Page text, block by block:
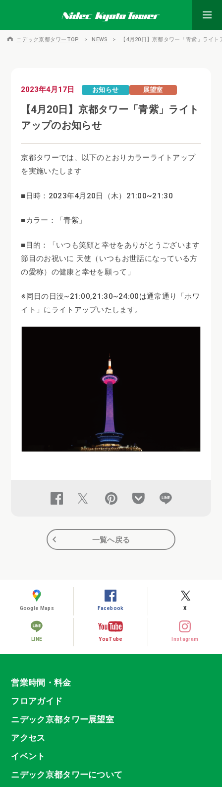
ニデック京都タワーTOP NEWS 【4月20日】京都タワー「青紫」ライ
2023年4月17日 お知らせ 展望室
【4月20日】京都タワー「青紫」ライト
アップのお知らせ
京都タワーでは、以下のとおりカラーライトアップ
を実施いたします
■日時：2023年4月20日（木）21:00~21:30
■カラー：「青紫」
■目的：「いつも笑顔と幸せをありがとうございます
節目のお祝いに 天使（いつもお世話になっている方
の愛称）の健康と幸せを願って」
※同日の日没~21:00,21:30~24:00は通常通り「ホワ
イト」にライトアップいたします。
一覧へ戻る
Google Maps Facebook X
LINE YouTube Instagram
営業時間・料金
フロアガイド
ニデック京都タワー展望室
アクセス
イベント
ニデック京都タワーについて